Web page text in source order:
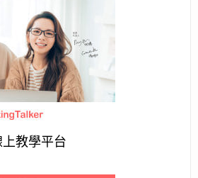
教學平台